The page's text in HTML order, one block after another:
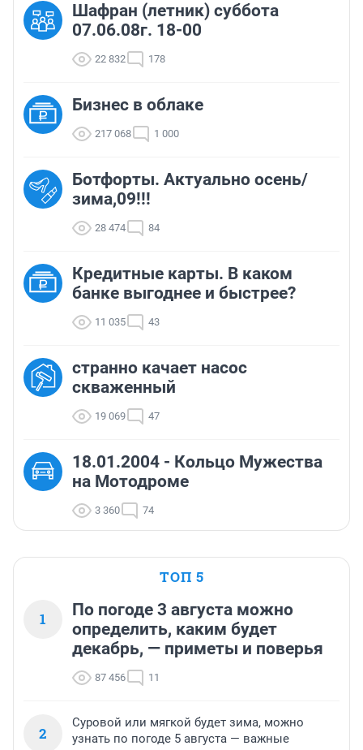
Шафран (летник) суббота
07.06.08г. 18-00
22 832 178
Бизнес в облаке
217 068 1 000
Ботфорты. Актуально осень/
зима,09!!!
28 474 84
Кредитные карты. В каком
банке выгоднее и быстрее?
11 035 43
странно качает насос
скваженный
19 069 47
18.01.2004 - Кольцо Мужества
на Мотодроме
3 360 74
ТОП 5
1
По погоде 3 августа можно
определить, каким будет
декабрь, — приметы и поверья
87 456 11
2
Суровой или мягкой будет зима, можно
узнать по погоде 5 августа — важные